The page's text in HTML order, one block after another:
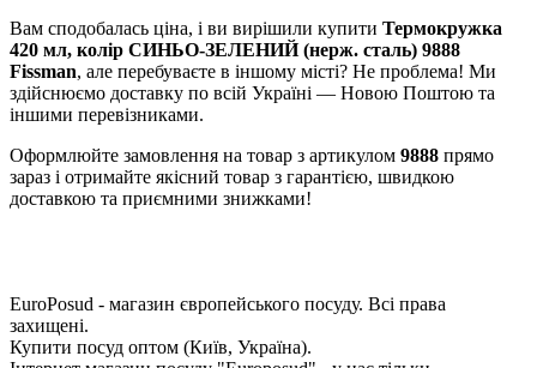
Вам сподобалась ціна, і ви вирішили купити Термокружка
420 мл, колір СИНЬО-ЗЕЛЕНИЙ (нерж. сталь) 9888
Fissman, але перебуваєте в іншому місті? Не проблема! Ми
здійснюємо доставку по всій Україні — Новою Поштою та
іншими перевізниками.
Оформлюйте замовлення на товар з артикулом 9888 прямо
зараз і отримайте якісний товар з гарантією, швидкою
доставкою та приємними знижками!
EuroPosud - магазин європейського посуду. Всі права
захищені.
Купити посуд оптом (Київ, Україна).